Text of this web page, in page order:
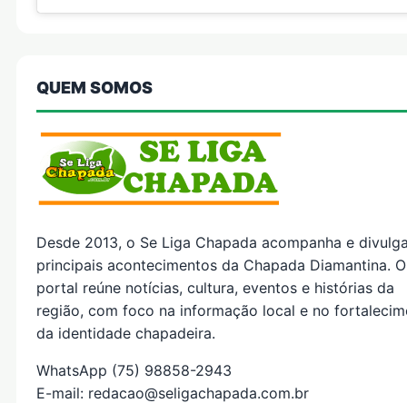
QUEM SOMOS
Desde 2013, o Se Liga Chapada acompanha e
principais acontecimentos da Chapada Diamantina. O
portal reúne notícias, cultura, eventos e histórias da
região, com foco na informação local e no
da identidade chapadeira.
WhatsApp (75) 98858-2943
E-mail: redacao@seligachapada.com.br